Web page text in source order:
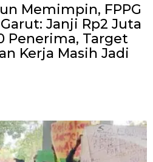
Memimpin, FPPG
Janji Rp2 Juta
Penerima, Target
Kerja Masih Jadi